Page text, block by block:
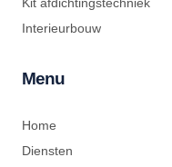
Interieurbouw
Menu
Home
Diensten